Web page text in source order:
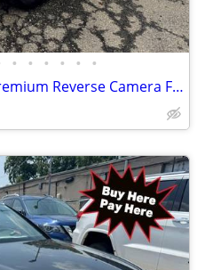
• • • • • •
2017 Subaru Outback 2.5i Premium Reverse Camera Finance Available